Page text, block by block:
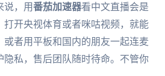
说，用番茄加速器看中文直播会是
打开央视体育或者咪咕视频，就能
者用平板和国内的朋友一起连麦
私，售后团队随时待命。不管你